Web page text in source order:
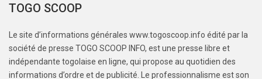
TOGO SCOOP
Le site d’informations générales www.togoscoop.info édité par la
société de presse TOGO SCOOP INFO, est une presse libre et
indépendante togolaise en ligne, qui propose au quotidien des
informations d’ordre et de publicité. Le professionnalisme est son